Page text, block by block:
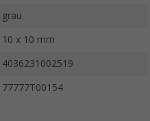
grau
10 x 10 mm
4036231002519
77777T00154